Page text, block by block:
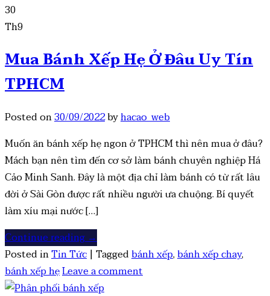
30
Th9
Mua Bánh Xếp Hẹ Ở Đâu Uy Tín
TPHCM
Posted on30/09/2022byhacao_web
Muốn ăn bánh xếp hẹ ngon ở TPHCM thì nên mua ở đâu?
Mách bạn nên tìm đến cơ sở làm bánh chuyên nghiệp Há
Cảo Minh Sanh. Đây là một địa chỉ làm bánh có từ rất lâu
đời ở Sài Gòn được rất nhiều người ưa chuộng. Bí quyết
làm xíu mại nước […]
Continue reading→
Posted inTin Tức | Taggedbánh xếp,bánh xếp chay,
bánh xếp hẹLeave a comment